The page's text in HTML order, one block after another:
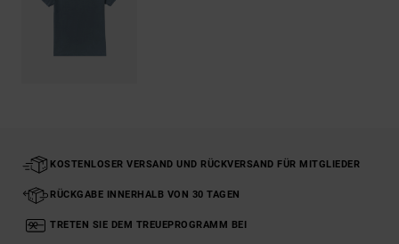
KOSTENLOSER VERSAND UND RÜCKVERSAND FÜR MITGLIEDER
RÜCKGABE INNERHALB VON 30 TAGEN
TRETEN SIE DEM TREUEPROGRAMM BEI